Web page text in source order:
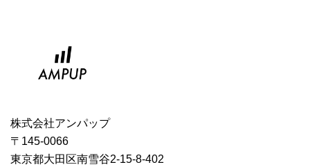
株式会社アンパップ
〒145-0066
東京都大田区南雪谷2-15-8-402